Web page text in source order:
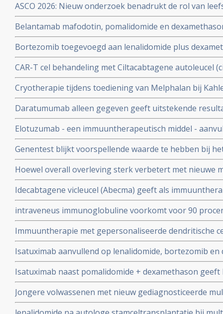
ASCO 2026: Nieuw onderzoek benadrukt de rol van
behandelstrategieën in de kankerzorg.
Belantamab mafodotin, pomalidomide en
ziekteprogressievrije tijd in vergelijking met
dexamethasone bij gevorderde multiple myeloma
Bortezomib toegevoegd aan lenalidomide plus
behandelde multiple myeloma geeft verbetering van
mediane overall overleving
CAR-T cel behandeling met Ciltacabtagene autoleucel
risico op ziekteprogressie of overlijden en meer
standaardzorg bij patiënten met multiple myeloma
Cryotherapie tijdens toediening van Melphalan bij
verbetering van minder optreden van mucositis en
chemo en beenmergtransplantatie.
Daratumumab alleen gegeven geeft uitstekende
sluimerende Multiple Myeloma in vergelijking met
Elotuzumab - een immuuntherapeutisch middel -
dexamethason geeft 30% betere overall overleving en
alleen lenalidomide en dexamethason bij gevorderde
Genentest blijkt voorspellende waarde te hebben bij
Myeloma - ziekte van Kahler. Ook bij eerste diagnose.
Hoewel overall overleving sterk verbetert met nieuwe
/ ziekte van Kahler blijven patienten met de del17p
prognose op overleving te hebben.
Idecabtagene vicleucel (Abecma) geeft als
patienten met zwaarvoorbehandelde vergevorderde
resultaten copy 1
intraveneus immunoglobuline voorkomt voor 90
patienten met multiple myeloma die met op BCMA
worden behandeld
Immuuntherapie met gepersonaliseerde dendritische
onderhoudsdosis lenalidomide na autologe
multiple myeloma complete remissies met ruim 7
Isatuximab aanvullend op lenalidomide, bortezomib
stamceltransplantatie geeft betere meetbare
patiënten met nieuw gediagnosticeerde multiple
ondergaan
Isatuximab naast pomalidomide + dexamethason
(Mediaan + 6,9 maanden) dan alleen pomalidomide +
multiple myeoloma (Kahler - botkanker) die zwaar
Jongere volwassenen met nieuw gediagnosticeerde
een autologe stamceltransplantatie ondergaan